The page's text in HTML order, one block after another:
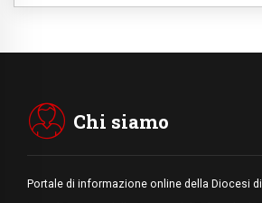
Medio Oriente
Chi siamo
Portale di informazione online della Diocesi